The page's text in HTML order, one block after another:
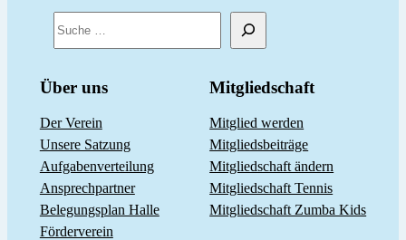
S
u
e
n
Über uns
Der Verein
Unsere Satzung
Aufgabenverteilung
Ansprechpartner
Belegungsplan Halle
Förderverein
Mitgliedschaft
Mitglied werden
Mitgliedsbeiträge
Mitgliedschaft ändern
Mitgliedschaft Tennis
Mitgliedschaft Zumba Kids